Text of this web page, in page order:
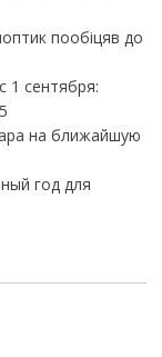
пообіцяв до
1 сентября:
на ближайшую
год для